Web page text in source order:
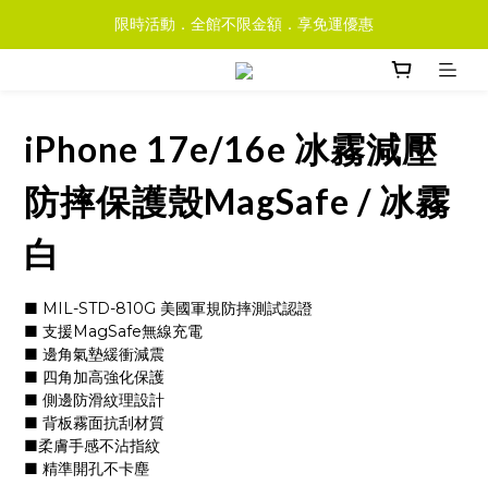
限時活動．全館不限金額．享免運優惠
iPhone 17e/16e 冰霧減壓
防摔保護殼MagSafe / 冰霧
白
■ MIL-STD-810G 美國軍規防摔測試認證
■ 支援MagSafe無線充電
■ 邊角氣墊緩衝減震
■ 四角加高強化保護
■ 側邊防滑紋理設計
■ 背板霧面抗刮材質
■柔膚手感不沾指紋
■ 精準開孔不卡塵